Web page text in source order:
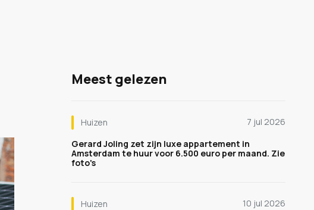
Meest gelezen
Huizen
7 jul 2026
Gerard Joling zet zijn luxe appartement in
Amsterdam te huur voor 6.500 euro per maand. Zie
foto's
Huizen
10 jul 2026